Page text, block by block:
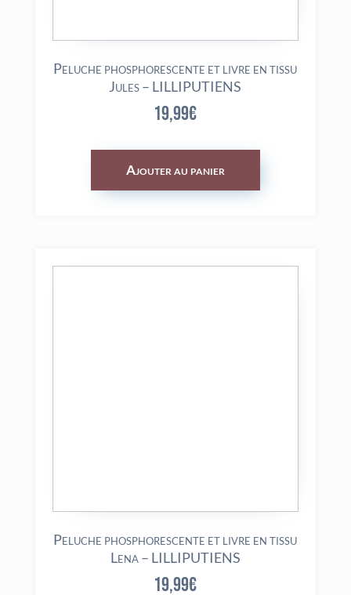
Peluche phosphorescente et livre en tissu
Jules – LILLIPUTIENS
19,99€
Ajouter au panier
Peluche phosphorescente et livre en tissu
Lena – LILLIPUTIENS
19,99€